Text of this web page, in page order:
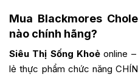
Mua Blackmores
nào chính hãng?
Siêu Thị Sống Khoẻ online
lẻ thực phẩm chức năng